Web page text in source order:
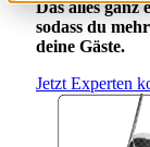
Das alles ganz
sodass du
deine Gäste.
Jetzt Experten